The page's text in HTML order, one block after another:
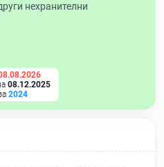
нехранителни
08.12.2025
2024